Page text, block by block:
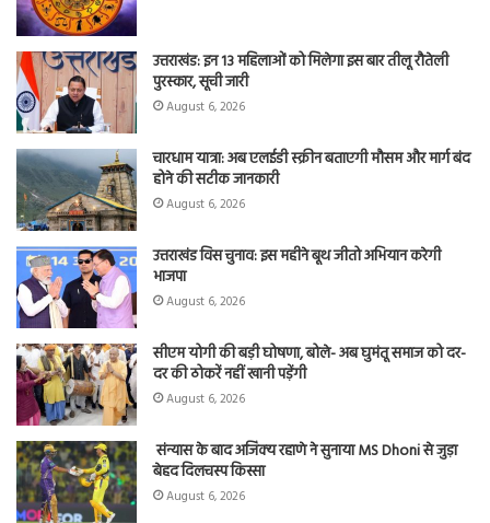
उत्तराखंड: इन 13 महिलाओं को मिलेगा इस बार तीलू रौतेली
पुरस्कार, सूची जारी
August 6, 2026
चारधाम यात्रा: अब एलईडी स्क्रीन बताएगी मौसम और मार्ग बंद
होने की सटीक जानकारी
August 6, 2026
उत्तराखंड विस चुनाव: इस महीने बूथ जीतो अभियान करेगी
भाजपा
August 6, 2026
सीएम योगी की बड़ी घोषणा, बोले- अब घुमंतू समाज को दर-
दर की ठोकरें नहीं खानी पड़ेंगी
August 6, 2026
संन्यास के बाद अजिंक्‍य रहाणे ने सुनाया MS Dhoni से जुड़ा
बेहद दिलचस्प किस्सा
August 6, 2026